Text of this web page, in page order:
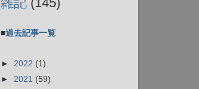
■過去記事一覧
► 2022 (1)
► 2021 (59)